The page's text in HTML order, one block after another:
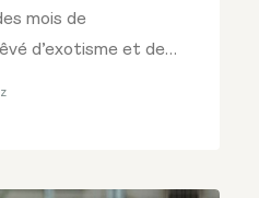
mois de
d’exotisme et de…